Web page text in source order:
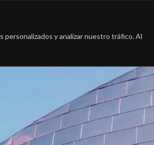
personalizados y analizar nuestro tráfico. Al